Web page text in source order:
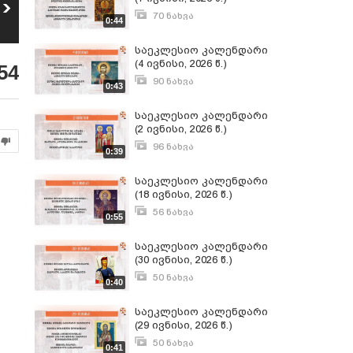
საკვირაო
სახარების
განმარტება -
კენკებაშვილი
ნახვა
საქართველოს
კინოაკადემიისა და
ერთობლივი
პროექტის
გაიმართება ქალ
ფესტივალი
„კინოხიდი“
0:44 70 ნახვა
0:43
საეკლესიო კალენდარი
(4 ივნისი, 2026 წ.)
90 ნახვა
0:39
საეკლესიო კალენდარი
(2 ივნისი, 2026 წ.)
96 ნახვა
0:55
საეკლესიო კალენდარი
(18 ივნისი, 2026 წ.)
56 ნახვა
0:40
საეკლესიო კალენდარი
(30 ივნისი, 2026 წ.)
50 ნახვა
0:41
საეკლესიო კალენდარი
(29 ივნისი, 2026 წ.)
50 ნახვა